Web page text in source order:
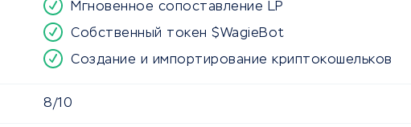
Мгновенное сопоставление LP
Собственный токен $WagieBot
Создание и импортирование криптокошельков
8/10